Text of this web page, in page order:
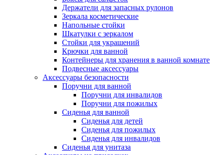
Держатели для запасных рулонов
Зеркала косметические
Напольные стойки
Шкатулки с зеркалом
Стойки для украшений
Крючки для ванной
Контейнеры для хранения в ванной комнате
Подвесные аксессуары
Аксессуары безопасности
Поручни для ванной
Поручни для инвалидов
Поручни для пожилых
Сиденья для ванной
Сиденья для детей
Сиденья для пожилых
Сиденья для инвалидов
Сиденья для унитаза